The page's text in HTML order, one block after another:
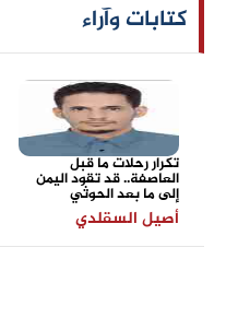
كتابات وآراء
تكرار رحلات ما قبل
العاصفة.. قد تقود اليمن
إلى ما بعد الحوثي
أصيل السقلدي